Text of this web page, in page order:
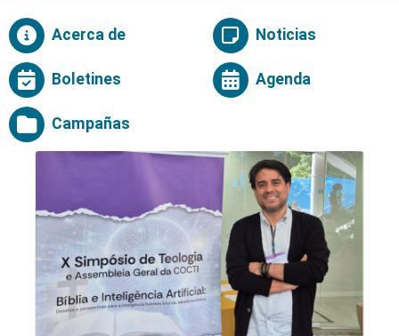
Acerca de Noticias
Boletines Agenda
Campañas